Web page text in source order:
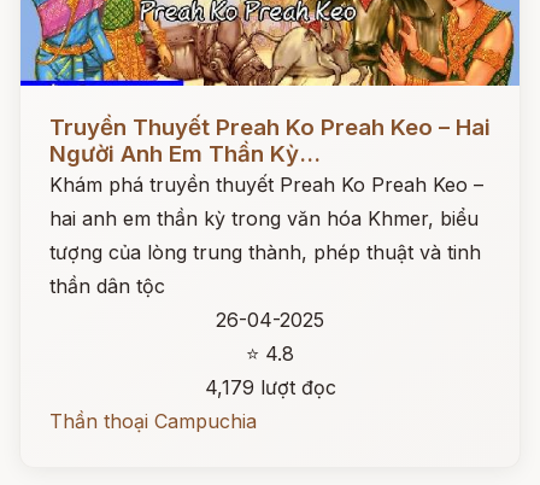
Đọc ngay
Truyền Thuyết Preah Ko Preah Keo – Hai
Người Anh Em Thần Kỳ...
Khám phá truyền thuyết Preah Ko Preah Keo –
hai anh em thần kỳ trong văn hóa Khmer, biểu
tượng của lòng trung thành, phép thuật và tinh
thần dân tộc
26-04-2025
⭐ 4.8
4,179 lượt đọc
Thần thoại Campuchia